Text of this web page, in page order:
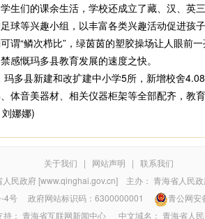
生们的课余生活，学校还成立了藏、汉、英
球等兴趣小组，以丰富各类兴趣活动促进孩
“鳞次栉比”，绿茵茵的塑胶操场让人眼前
感慨玛多县教育发展的速度之快。
县新建和改扩建中小学5所，新增校舍
体音美器材、相关仪器柜架等全部配齐，教
娜娜)
关于我们 | 网站声明 | 联系我们
人民政府 [www.qinghai.gov.cn] 主办： 青海省人民
4号政府网站标识码：6300000001
青公网安
： 青海省互联网新闻中心中文域名： 青海省人